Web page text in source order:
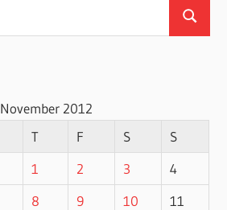
Search
November 2012
T F S
S
1
2 3
4
8 9 10
11